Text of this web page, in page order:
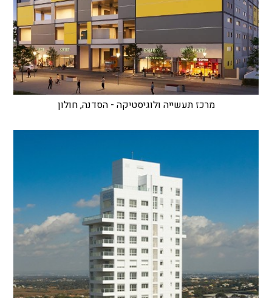
מרכז תעשייה ולוגיסטיקה - הסדנה, חולון